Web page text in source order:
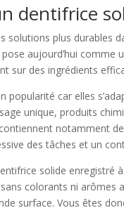
dentifrice
solutions plus durables
aujourd’hui
sur des ingrédients
popularité car elles
unique, produits
notamment
des tâches et un
solide enregistré
colorants ni arômes
surface. Vous êtes